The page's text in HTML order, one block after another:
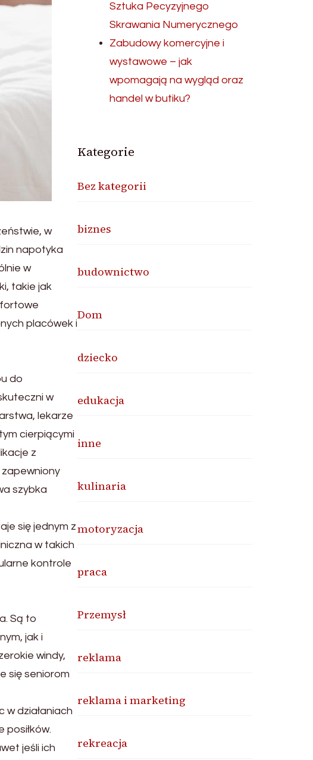
w
napotyka
w
takie jak
placówek i
do
w
lekarze
cierpiącymi
z
szybka
się jednym z
w takich
kontrole
Są to
jak i
windy,
się seniorom
w działaniach
posiłków.
jeśli ich
Sztuka Pecyzyjnego
Skrawania Numerycznego
Zabudowy komercyjne i
wystawowe – jak
wpomagają na wygląd oraz
handel w butiku?
Kategorie
Bez kategorii
biznes
budownictwo
Dom
dziecko
edukacja
inne
kulinaria
motoryzacja
praca
Przemysł
reklama
reklama i marketing
rekreacja